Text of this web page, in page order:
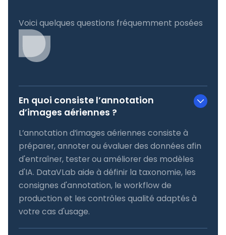
Voici quelques questions fréquemment posées
En quoi consiste l’annotation
d’images aériennes ?
L’annotation d’images aériennes consiste à
préparer, annoter ou évaluer des données afin
d'entraîner, tester ou améliorer des modèles
d'IA. DataVLab aide à définir la taxonomie, les
consignes d'annotation, le workflow de
production et les contrôles qualité adaptés à
votre cas d'usage.